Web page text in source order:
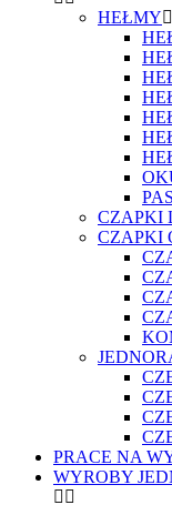
HEŁMY
CZAPKI
CZAPKI
PRACE NA
WYROBY